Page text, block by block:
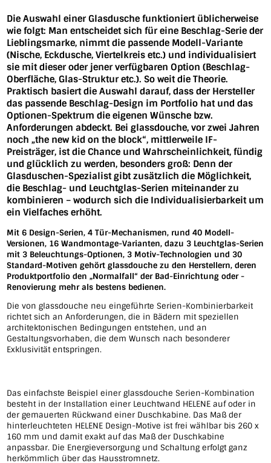
Die Auswahl einer Glasdusche funktioniert üblicherweise
wie folgt: Man entscheidet sich für eine Beschlag-Serie der
Lieblingsmarke, nimmt die passende Modell-Variante
(Nische, Eckdusche, Viertelkreis etc.) und individualisiert
sie mit dieser oder jener verfügbaren Option (Beschlag-
Oberfläche, Glas-Struktur etc.). So weit die Theorie.
Praktisch basiert die Auswahl darauf, dass der Hersteller
das passende Beschlag-Design im Portfolio hat und das
Optionen-Spektrum die eigenen Wünsche bzw.
Anforderungen abdeckt. Bei glassdouche, vor zwei Jahren
noch „the new kid on the block“, mittlerweile IF-
Preisträger, ist die Chance und Wahrscheinlichkeit, fündig
und glücklich zu werden, besonders groß: Denn der
Glasduschen-Spezialist gibt zusätzlich die Möglichkeit,
die Beschlag- und Leuchtglas-Serien miteinander zu
kombinieren – wodurch sich die Individualisierbarkeit um
ein Vielfaches erhöht.
Mit 6 Design-Serien, 4 Tür-Mechanismen, rund 40 Modell-
Versionen, 16 Wandmontage-Varianten, dazu 3 Leuchtglas-Serien
mit 3 Beleuchtungs-Optionen, 3 Motiv-Technologien und 30
Standard-Motiven gehört glassdouche zu den Herstellern, deren
Produktportfolio den „Normalfall“ der Bad-Einrichtung oder -
Renovierung mehr als bestens bedienen.
Die von glassdouche neu eingeführte Serien-Kombinierbarkeit
richtet sich an Anforderungen, die in Bädern mit speziellen
architektonischen Bedingungen entstehen, und an
Gestaltungsvorhaben, die dem Wunsch nach besonderer
Exklusivität entspringen.
Das einfachste Beispiel einer glassdouche Serien-Kombination
besteht in der Installation einer Leuchtwand HELENE auf oder in
der gemauerten Rückwand einer Duschkabine. Das Maß der
hinterleuchteten HELENE Design-Motive ist frei wählbar bis 260 x
160 mm und damit exakt auf das Maß der Duschkabine
anpassbar. Die Energieversorgung und Schaltung erfolgt ganz
herkömmlich über das Hausstromnetz.